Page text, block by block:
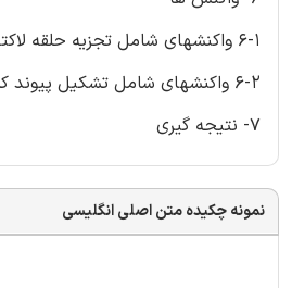
6-1 واکنشهای شامل تجزیه حلقه لاکتام
6-2 واکنشهای شامل تشکیل پیوند کربن-کربن
7- نتیجه گیری
نمونه چکیده متن اصلی انگلیسی